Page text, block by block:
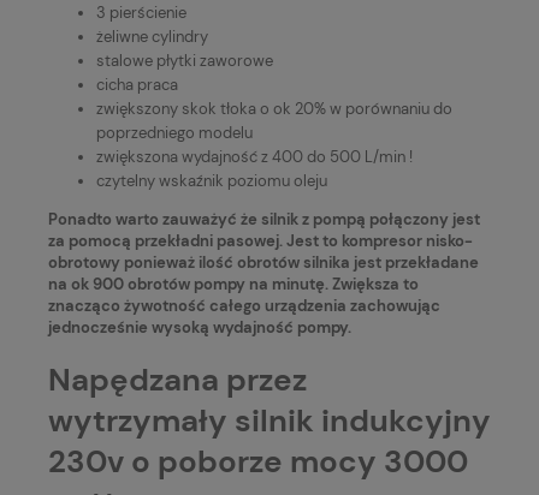
3 pierścienie
żeliwne cylindry
stalowe płytki zaworowe
cicha praca
zwiększony skok tłoka o ok 20% w porównaniu do
poprzedniego modelu
zwiększona wydajność z 400 do 500 L/min !
czytelny wskaźnik poziomu oleju
Ponadto warto zauważyć że silnik z pompą połączony jest
za pomocą przekładni pasowej. Jest to kompresor nisko-
obrotowy ponieważ ilość obrotów silnika jest przekładane
na ok 900 obrotów pompy na minutę. Zwiększa to
znacząco żywotność całego urządzenia zachowując
jednocześnie wysoką wydajność pompy.
Napędzana przez
wytrzymały silnik indukcyjny
230v o poborze mocy 3000